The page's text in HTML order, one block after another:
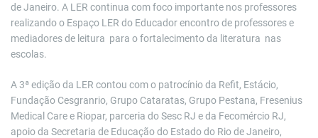
de Janeiro. A LER continua com foco importante nos professores
realizando o Espaço LER do Educador encontro de professores e
mediadores de leitura para o fortalecimento da literatura nas
escolas.
A 3ª edição da LER contou com o patrocínio da Refit, Estácio,
Fundação Cesgranrio, Grupo Cataratas, Grupo Pestana, Fresenius
Medical Care e Riopar, parceria do Sesc RJ e da Fecomércio RJ,
apoio da Secretaria de Educação do Estado do Rio de Janeiro,